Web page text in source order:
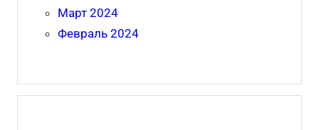
Март 2024
Февраль 2024